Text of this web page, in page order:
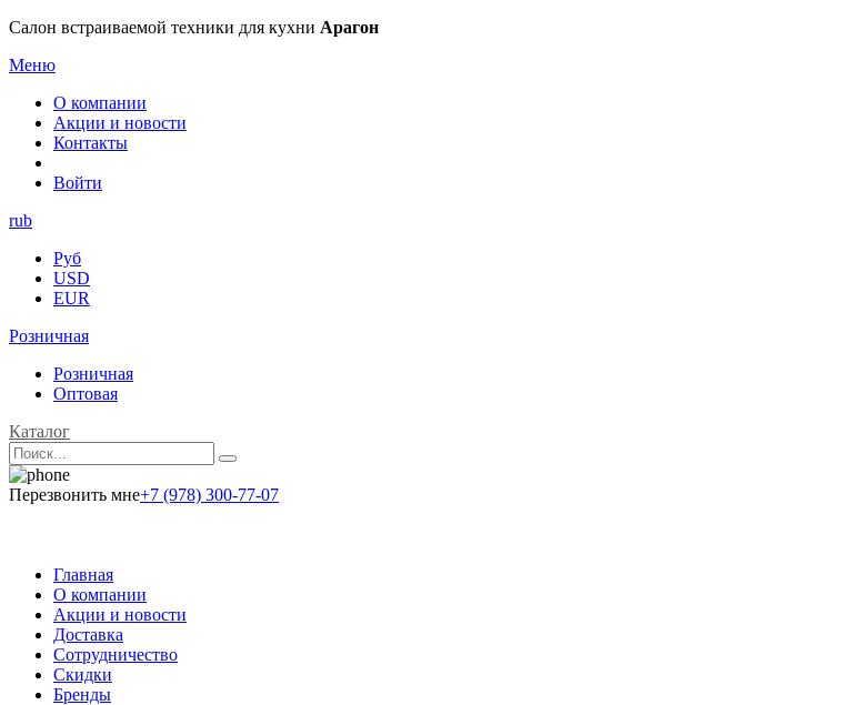
Салон встраиваемой техники для кухни Арагон
Меню
О компании
Акции и новости
Контакты
Войти
rub
Руб
USD
EUR
Розничная
Розничная
Оптовая
Каталог
Перезвонить мне+7 (978) 300-77-07
Главная
О компании
Акции и новости
Доставка
Сотрудничество
Скидки
Бренды